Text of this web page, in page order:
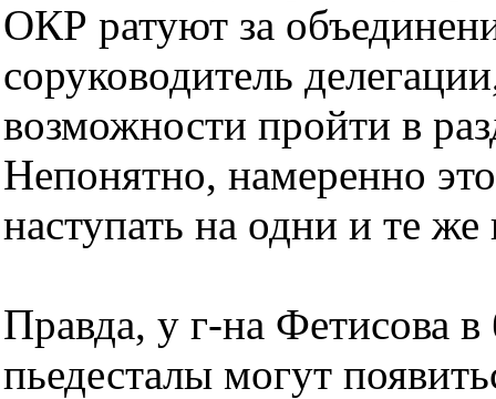
ОКР ратуют за
соруководитель
возможности пройти в
Непонятно, намеренно
наступать на одни и те же
Правда, у г-на Фетисова
пьедесталы могут